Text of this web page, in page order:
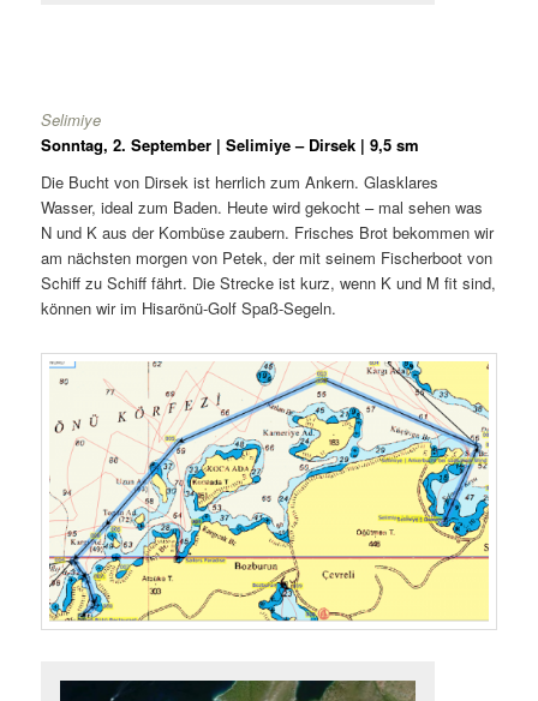
Selimiye
Sonntag, 2. September | Selimiye – Dirsek | 9,5 sm
Die Bucht von Dirsek ist herrlich zum Ankern. Glasklares
Wasser, ideal zum Baden. Heute wird gekocht – mal sehen was
N und K aus der Kombüse zaubern. Frisches Brot bekommen wir
am nächsten morgen von Petek, der mit seinem Fischerboot von
Schiff zu Schiff fährt. Die Strecke ist kurz, wenn K und M fit sind,
können wir im Hisarönü-Golf Spaß-Segeln.